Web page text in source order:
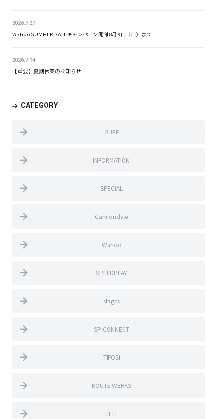
2026.7.27
Wahoo SUMMER SALEキャンペーン開催8月9日（日）まで！
2026.7.14
【重要】夏期休業のお知らせ
CATEGORY
GUEE
INFORMATION
SPECIAL
Cannondale
Wahoo
SPEEDPLAY
stages
SP CONNECT
TIFOSI
ROUTE WERKS
BELL